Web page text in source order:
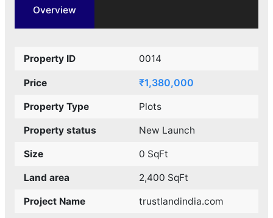
Overview
Property ID 0014
Price ₹1,380,000
Property Type Plots
Property status New Launch
Size 0 SqFt
Land area 2,400 SqFt
Project Name trustlandindia.com